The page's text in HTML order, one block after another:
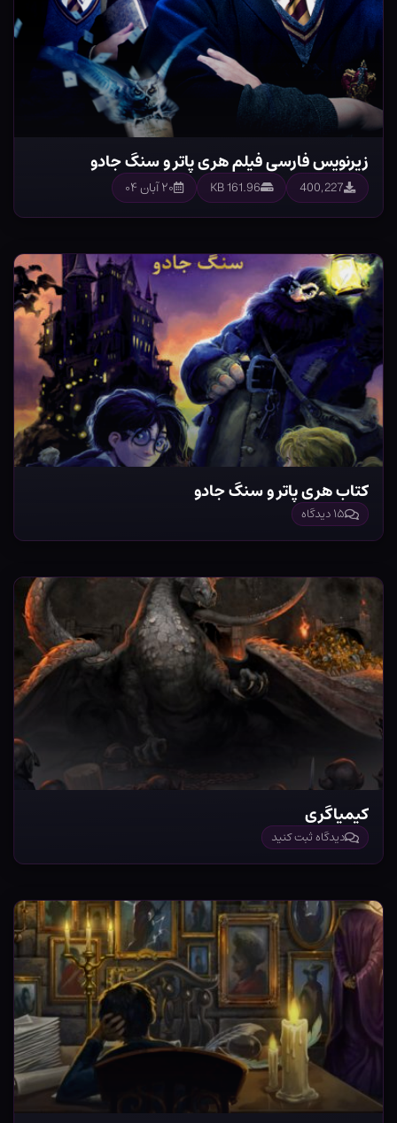
زیرنویس فارسی فیلم هری پاتر و سنگ جادو
400,227
161.96 KB ۲۰ آبان ۰۴
کتاب هری پاتر و سنگ جادو
۱۵ دیدگاه
کیمیاگری
دیدگاه ثبت کنید